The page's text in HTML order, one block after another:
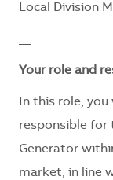
Local Division
Your role and
In this role,
responsible for
Generator
market, in line